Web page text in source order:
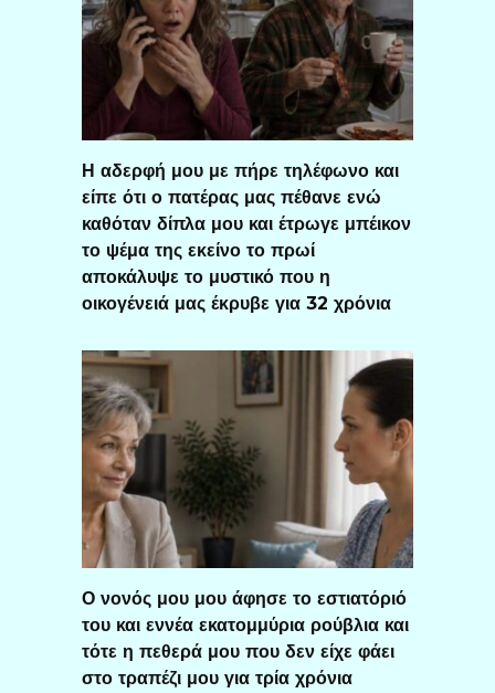
Η αδερφή μου με πήρε τηλέφωνο και
είπε ότι ο πατέρας μας πέθανε ενώ
καθόταν δίπλα μου και έτρωγε μπέικον
το ψέμα της εκείνο το πρωί
αποκάλυψε το μυστικό που η
οικογένειά μας έκρυβε για 32 χρόνια
Ο νονός μου μου άφησε το εστιατόριό
του και εννέα εκατομμύρια ρούβλια και
τότε η πεθερά μου που δεν είχε φάει
στο τραπέζι μου για τρία χρόνια